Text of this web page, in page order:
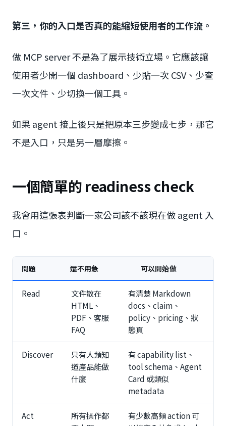
第三，你的入口是否真的能縮短使用者的工作流。
做 MCP server 不是為了展示技術立場。它應該讓
使用者少開一個 dashboard、少貼一次 CSV、少查
一次文件、少切換一個工具。
如果 agent 接上後只是把原本三步變成七步，那它
不是入口，只是另一層摩擦。
一個簡單的 readiness check
我會用這張表判斷一家公司該不該現在做 agent 入
口。
問題 還不用急 可以開始做
Read
文件散在
HTML、
PDF、客服
FAQ
有清楚 Markdown
docs、claim、
policy、pricing、狀
態頁
Discover
只有人類知
道產品能做
什麼
有 capability list、
tool schema、Agent
Card 或類似
metadata
Act
所有操作都
有少數高頻 action 可